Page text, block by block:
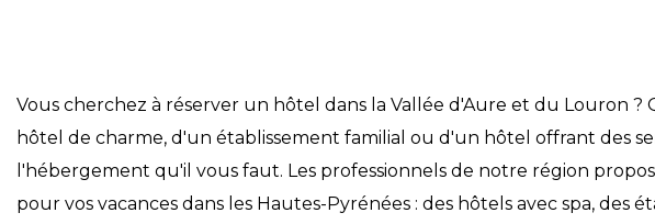
Vous cherchez à réserver un hôtel dans la Vallée d'Aure et du Louron ?
hôtel de charme, d'un établissement familial ou d'un hôtel offrant des
l'hébergement qu'il vous faut. Les professionnels de notre région
pour vos vacances dans les Hautes-Pyrénées : des hôtels avec spa, des